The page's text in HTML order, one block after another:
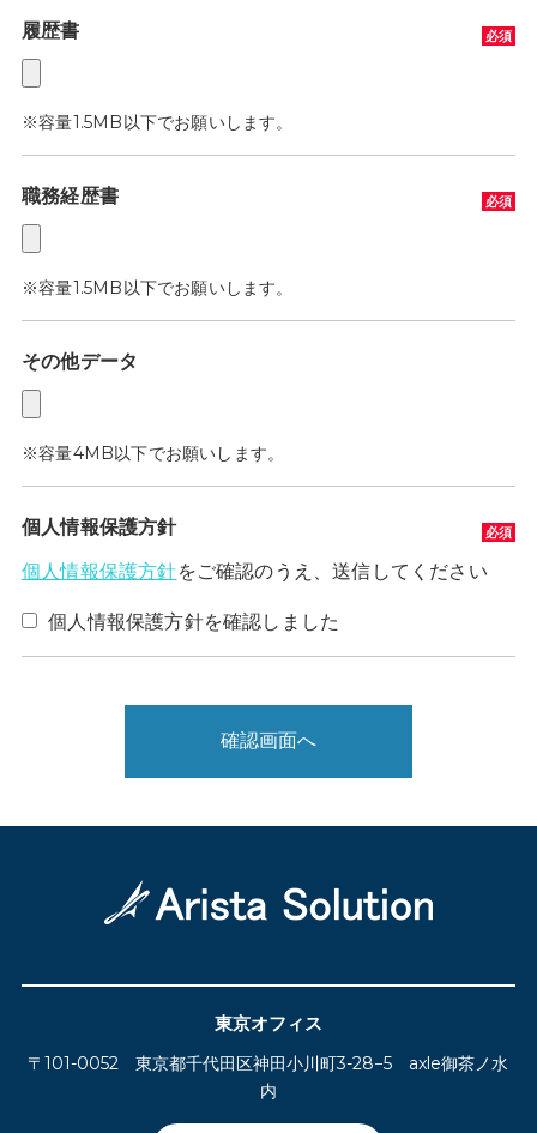
履歴書
※容量1.5MB以下でお願いします。
職務経歴書
※容量1.5MB以下でお願いします。
その他データ
※容量4MB以下でお願いします。
個人情報保護方針
個人情報保護方針をご確認のうえ、送信してください
個人情報保護方針を確認しました
東京オフィス
〒101-0052 東京都千代⽥区神⽥⼩川町3-28−5 axle御茶ノ水
内